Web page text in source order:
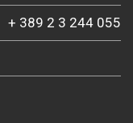
+ 389 2 3 244 055